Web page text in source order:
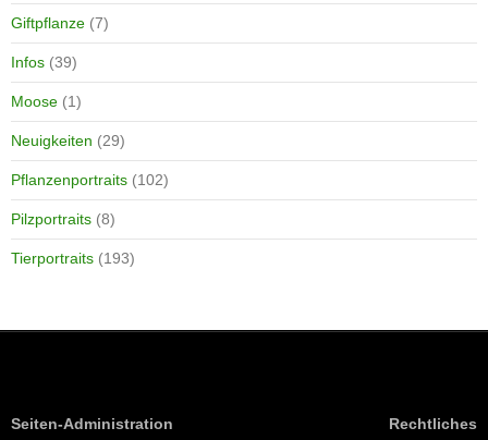
Giftpflanze (7)
Infos (39)
Moose (1)
Neuigkeiten (29)
Pflanzenportraits (102)
Pilzportraits (8)
Tierportraits (193)
Seiten-Administration Rechtliches